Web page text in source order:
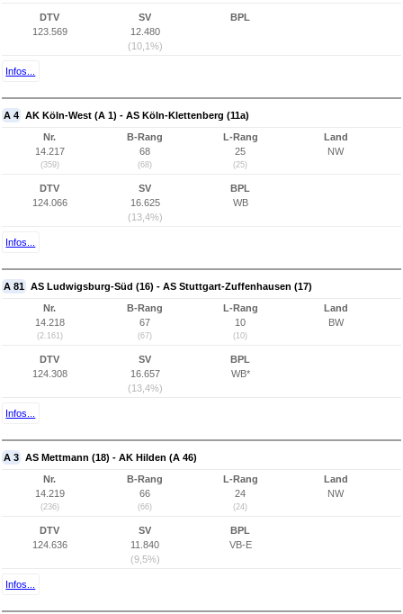
DTV
123.569
SV
12.480
(10,1%)
BPL
Infos...
A 4 AK Köln-West (A 1) - AS Köln-Klettenberg (11a)
Nr.
14.217
(359)
B-Rang
68
(68)
L-Rang
25
(25)
Land
NW
DTV
124.066
SV
16.625
(13,4%)
BPL
WB
Infos...
A 81 AS Ludwigsburg-Süd (16) - AS Stuttgart-Zuffenhausen (17)
Nr.
14.218
(2.161)
B-Rang
67
(67)
L-Rang
10
(10)
Land
BW
DTV
124.308
SV
16.657
(13,4%)
BPL
WB*
Infos...
A 3 AS Mettmann (18) - AK Hilden (A 46)
Nr.
14.219
(236)
B-Rang
66
(66)
L-Rang
24
(24)
Land
NW
DTV
124.636
SV
11.840
(9,5%)
BPL
VB-E
Infos...